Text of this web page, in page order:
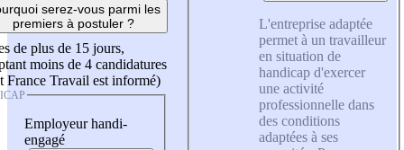
serez-vous parmi les
premiers à postuler ?
de plus de 15 jours,
moins de 4 candidatures
France Travail est informé)
Employeur handi-
engagé
L'entreprise adaptée
permet à un travailleur
en situation de
handicap d'exercer
une activité
professionnelle dans
des conditions
adaptées à ses